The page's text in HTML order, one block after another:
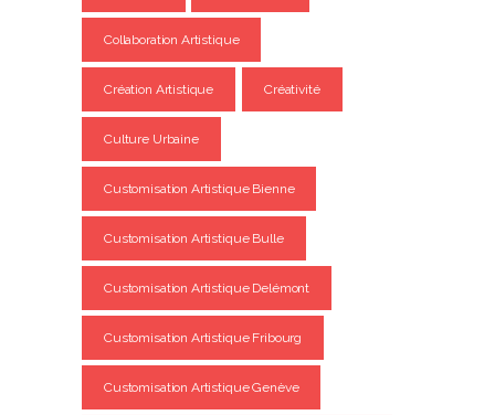
Collaboration Artistique
Création Artistique Créativité
Culture Urbaine
Customisation Artistique Bienne
Customisation Artistique Bulle
Customisation Artistique Delémont
Customisation Artistique Fribourg
Customisation Artistique Genève